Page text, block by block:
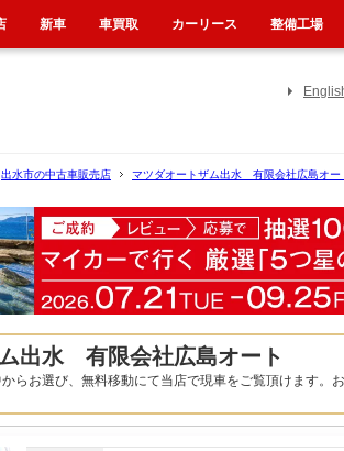
出水市の中古車販売店 マツダオートザム出水 有限会社広島オー
出水 有限会社広島オート
らお選び、無料移動にて当店で現車をご覧頂けます。
新車 車買取 カーリース 整備工場